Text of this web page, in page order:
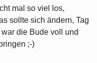
mal so viel los,
sollte sich ändern, Tag
die Bude voll und
;-)